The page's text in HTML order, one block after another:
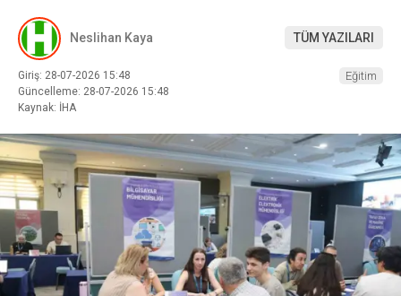
Neslihan Kaya TÜM YAZILARI
Giriş: 28-07-2026 15:48
Güncelleme: 28-07-2026 15:48
Kaynak: İHA
Eğitim